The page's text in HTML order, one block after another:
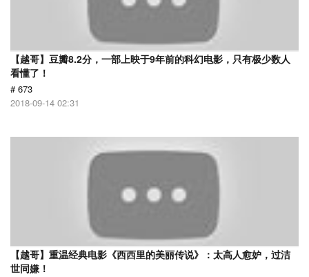
【越哥】豆瓣8.2分，一部上映于9年前的科幻电影，只有极少数人
看懂了！
# 673
2018-09-14 02:31
【越哥】重温经典电影《西西里的美丽传说》：太高人愈妒，过洁
世同嫌！